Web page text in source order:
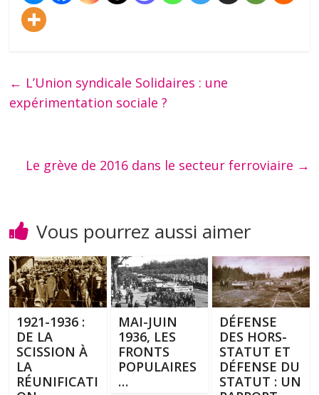
← L’Union syndicale Solidaires : une
expérimentation sociale ?
Le grève de 2016 dans le secteur ferroviaire →
Vous pourrez aussi aimer
1921-1936 :
DE LA
SCISSION À
LA
RÉUNIFICATI
MAI-JUIN
1936, LES
FRONTS
POPULAIRES
…
DÉFENSE
DES HORS-
STATUT ET
DÉFENSE DU
STATUT : UN